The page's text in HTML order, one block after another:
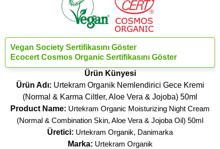
Vegan Society Sertifikasını Göster
Ecocert Cosmos Organic Sertifikasını Göster
Ürün Künyesi
Ürün Adı: Urtekram Organik Nemlendirici Gece Kremi
(Normal & Karma Ciltler, Aloe Vera & Jojoba) 50ml
Product Name: Urtekram Organic Moisturizing Night Cream
(Normal & Combination Skin, Aloe Vera & Jojoba Oil) 50ml
Üretici: Urtekram Organik, Danimarka
Marka: Urtekram Organik